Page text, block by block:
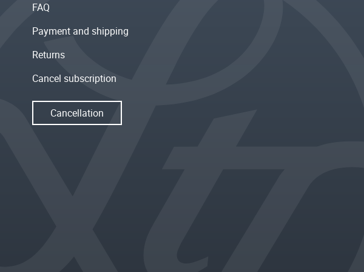
FAQ
Payment and shipping
Returns
Cancel subscription
Cancellation